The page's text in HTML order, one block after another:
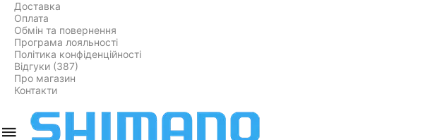
Доставка
Оплата
Обмін та повернення
Програма лояльності
Політика конфіденційності
Відгуки (387)
Про магазин
Контакти